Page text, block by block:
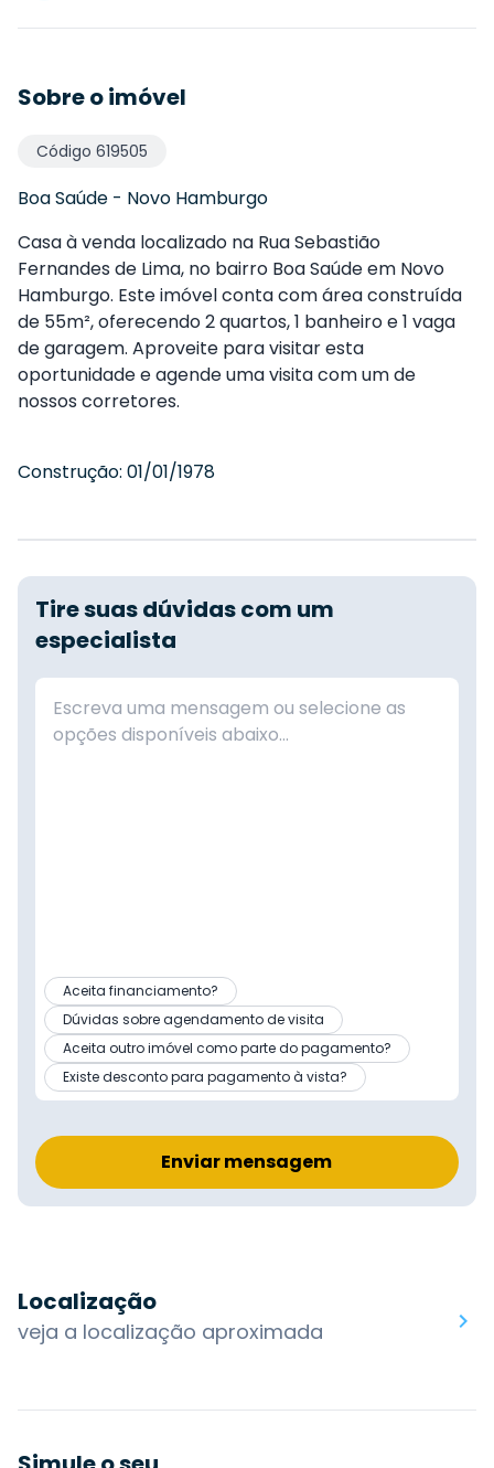
Sobre o imóvel
Código 619505
Boa Saúde - Novo Hamburgo
Casa à venda localizado na Rua Sebastião
Fernandes de Lima, no bairro Boa Saúde em Novo
Hamburgo. Este imóvel conta com área construída
de 55m², oferecendo 2 quartos, 1 banheiro e 1 vaga
de garagem. Aproveite para visitar esta
oportunidade e agende uma visita com um de
nossos corretores.
Construção: 01/01/1978
Tire suas dúvidas com um
especialista
Aceita financiamento?
Dúvidas sobre agendamento de visita
Aceita outro imóvel como parte do pagamento?
Existe desconto para pagamento à vista?
Enviar mensagem
Localização
veja a localização aproximada